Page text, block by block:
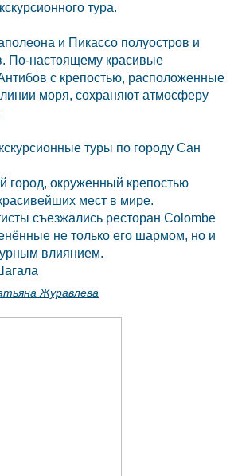
тура.
и Пикассо полуостров и
По-настоящему красивые
с крепостью, расположенные
линии моря, сохраняют атмосферу
туры по городу Сан
город, окруженный крепостью
мест в мире.
съезжались ресторан Colombe
не только его шармом, но и
влиянием.
Журавлева